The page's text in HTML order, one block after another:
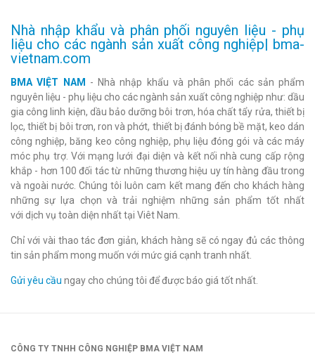
Nhà nhập khẩu và phân phối nguyên liệu - phụ
liệu cho các ngành sản xuất công nghiệp| bma-
vietnam.com
BMA VIỆT NAM
- Nhà nhập khẩu và phân phối các sản phẩm
nguyên liệu - phụ liệu cho các ngành sản xuất công nghiệp như: dầu
gia công linh kiện, dầu bảo dưỡng bôi trơn, hóa chất tẩy rửa, thiết bị
lọc, thiết bị bôi trơn, ron và phớt, thiết bị đánh bóng bề mặt, keo dán
công nghiệp, băng keo công nghiệp, phụ liệu đóng gói và các máy
móc phụ trợ. Với mạng lưới đại diện và kết nối nhà cung cấp rộng
khắp - hơn 100 đối tác từ những thương hiệu uy tín hàng đầu trong
và ngoài nước. Chúng tôi luôn cam kết mang đến cho khách hàng
những sự lựa chọn và trải nghiệm những sản phẩm tốt nhất
với dịch vụ toàn diện nhất tại Viêt Nam.
Chỉ với vài thao tác đơn giản, khách hàng sẽ có ngay đủ các thông
tin sản phẩm mong muốn với mức giá cạnh tranh nhất.
Gửi yêu cầu ngay cho chúng tôi để được báo giá tốt nhất.
CÔNG TY TNHH CÔNG NGHIỆP BMA VIỆT NAM